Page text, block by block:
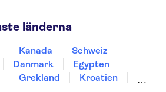
länderna
Kanada
Schweiz
Danmark
Egypten
Grekland
Kroatien